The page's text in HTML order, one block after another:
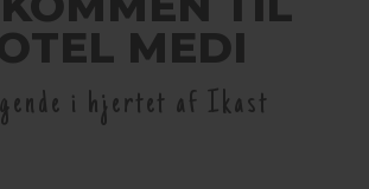
MEDI
i hjertet af Ikast